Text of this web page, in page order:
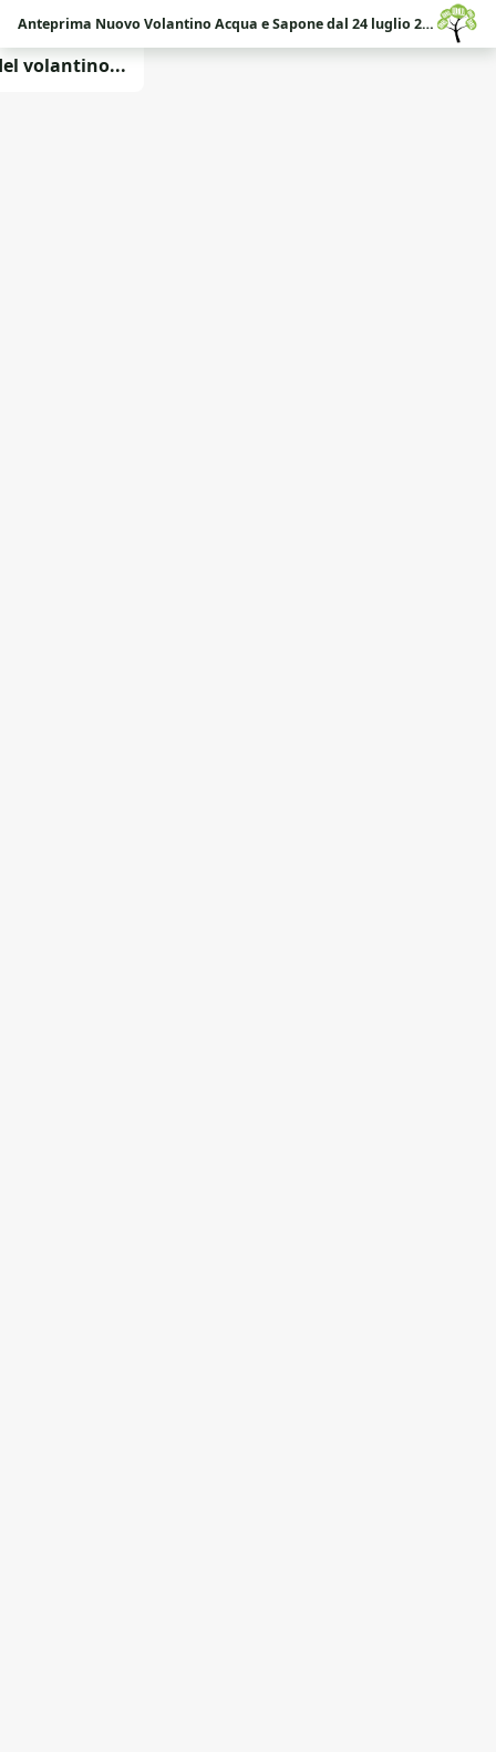
Anteprima Nuovo Volantino Acqua e Sapone dal 24 luglio 2026 al 02 settembre 2026
volantino...